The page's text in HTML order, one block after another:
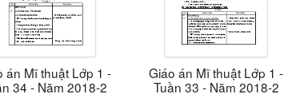
án Mĩ thuật Lớp 1 -
34 - Năm 2018-2
Giáo án Mĩ thuật Lớp 1 -
Tuần 33 - Năm 2018-2